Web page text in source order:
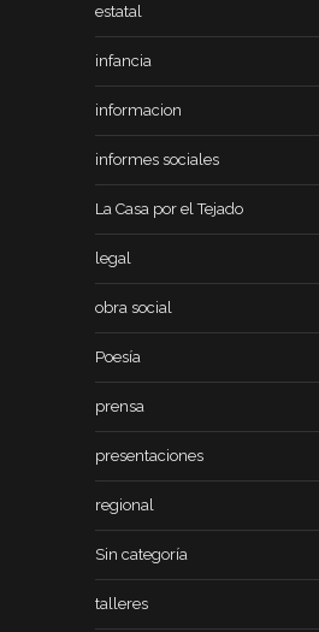
estatal
infancia
informacion
informes sociales
La Casa por el Tejado
legal
obra social
Poesía
prensa
presentaciones
regional
Sin categoría
talleres